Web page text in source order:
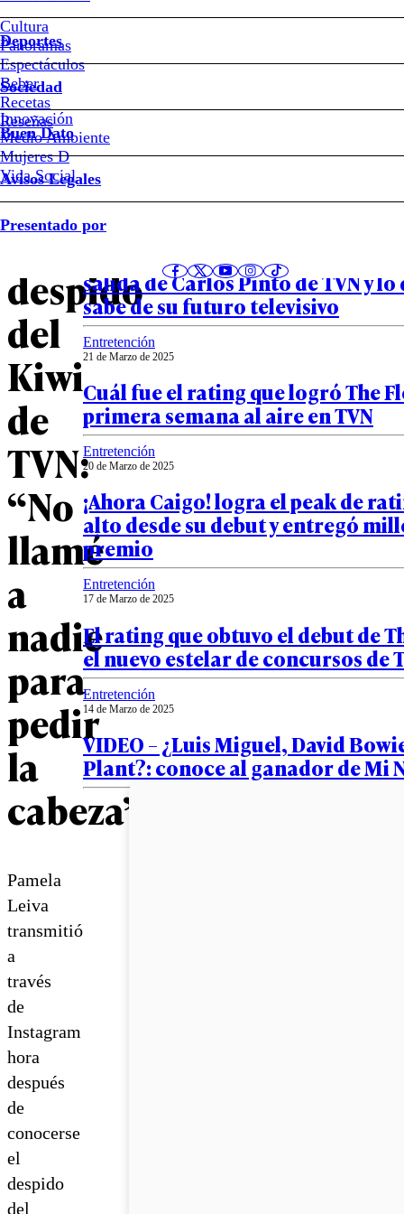
Cultura
Panoramas
Espectáculos
Beber
Recetas
Reseñas
Deportes
Sociedad
Innovación
Medio Ambiente
Mujeres D
Vida Social
Buen Dato
Avisos Legales
Presentado por
Pamela
Leiva
se
desmarca
del
despido
del
Kiwi
de
TVN:
“No
llamé
a
nadie
para
pedir
la
cabeza”
Pamela
Leiva
transmitió
a
través
de
Instagram
hora
después
de
conocerse
el
despido
del
Notas relacionadas
22 de Marzo de 2025
Las razones que gatillaron la
salida de Carlos Pinto de TVN y lo
sabe de su futuro televisivo
Entretención
21 de Marzo de 2025
Cuál fue el rating que logró The
primera semana al aire en TVN
Entretención
20 de Marzo de 2025
¡Ahora Caigo! logra el peak de
alto desde su debut y entregó
premio
Entretención
17 de Marzo de 2025
El rating que obtuvo el debut de
el nuevo estelar de concursos de
Entretención
14 de Marzo de 2025
VIDEO – ¿Luis Miguel, David
Plant?: conoce al ganador de Mi